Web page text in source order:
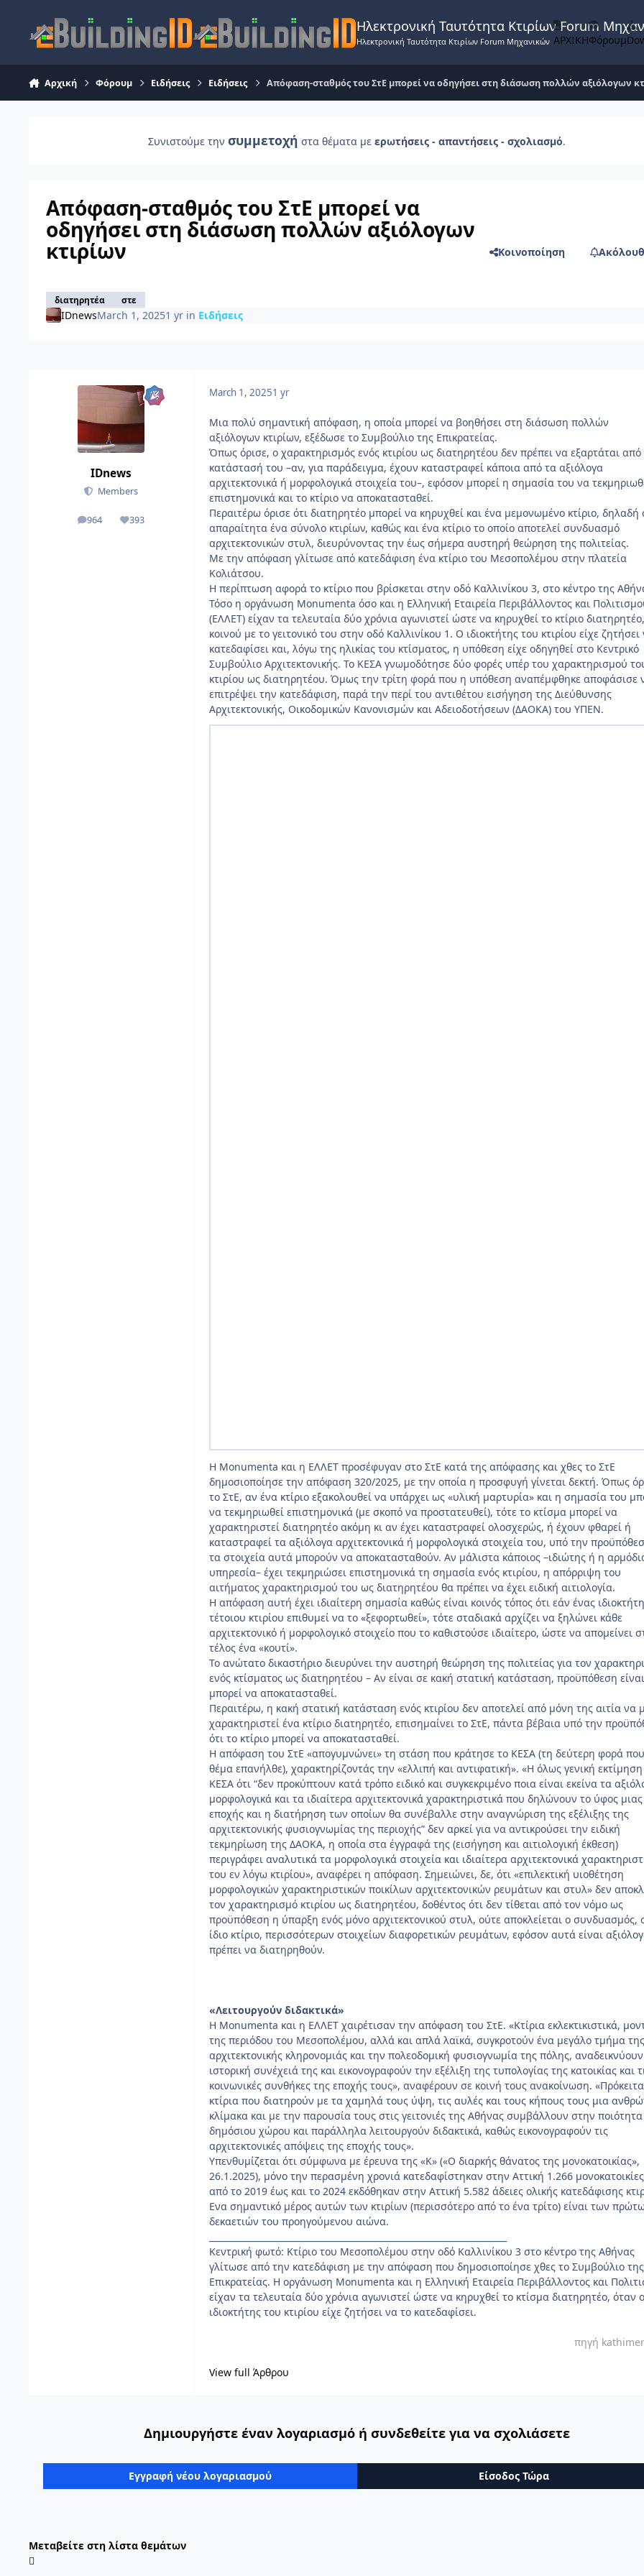
Ηλεκτρονική Ταυτότητα Κτιρίων Forum
Ηλεκτρονική Ταυτότητα Κτιρίων Forum Μηχανικών ΑΡΧΙΚΗΦόρουμ
Αρχική Φόρουμ Ειδήσεις Ειδήσεις Απόφαση-σταθμός του ΣτΕ μπορεί να οδηγήσει στη διάσωση πολλών αξιόλογων
Συνιστούμε τηνσυμμετοχή στα θέματα με ερωτήσεις - απαντήσεις - σχολιασμό.
Απόφαση-σταθμός του ΣτΕ μπορεί να
οδηγήσει στη διάσωση πολλών αξιόλογων
κτιρίων
διατηρητέα στε
Κοινοποίηση
IDnewsMarch 1, 20251 yrin Ειδήσεις
IDnews
Members
964
αναρτήσεις393
Reputation
March 1, 20251 yr
Μια πολύ σημαντική απόφαση, η οποία μπορεί να βοηθήσει στη διάσωση πολλών
αξιόλογων κτιρίων, εξέδωσε το Συμβούλιο της Επικρατείας.
Όπως όρισε, ο χαρακτηρισμός ενός κτιρίου ως διατηρητέου δεν πρέπει να εξαρτάται από
κατάστασή του –αν, για παράδειγμα, έχουν καταστραφεί κάποια από τα αξιόλογα
αρχιτεκτονικά ή μορφολογικά στοιχεία του–, εφόσον μπορεί η σημασία του να
επιστημονικά και το κτίριο να αποκατασταθεί.
Περαιτέρω όρισε ότι διατηρητέο μπορεί να κηρυχθεί και ένα μεμονωμένο κτίριο, δηλαδή
απαραίτητα ένα σύνολο κτιρίων, καθώς και ένα κτίριο το οποίο αποτελεί συνδυασμό
αρχιτεκτονικών στυλ, διευρύνοντας την έως σήμερα αυστηρή θεώρηση της πολιτείας.
Με την απόφαση γλίτωσε από κατεδάφιση ένα κτίριο του Μεσοπολέμου στην πλατεία
Κολιάτσου.
Η περίπτωση αφορά το κτίριο που βρίσκεται στην οδό Καλλινίκου 3, στο κέντρο της
Τόσο η οργάνωση Monumenta όσο και η Ελληνική Εταιρεία Περιβάλλοντος και
(ΕΛΛΕΤ) είχαν τα τελευταία δύο χρόνια αγωνιστεί ώστε να κηρυχθεί το κτίριο
κοινού με το γειτονικό του στην οδό Καλλινίκου 1. Ο ιδιοκτήτης του κτιρίου είχε ζητήσει
κατεδαφίσει και, λόγω της ηλικίας του κτίσματος, η υπόθεση είχε οδηγηθεί στο Κεντρικό
Συμβούλιο Αρχιτεκτονικής. Το ΚΕΣΑ γνωμοδότησε δύο φορές υπέρ του χαρακτηρισμού
κτιρίου ως διατηρητέου. Όμως την τρίτη φορά που η υπόθεση αναπέμφθηκε αποφάσισε
επιτρέψει την κατεδάφιση, παρά την περί του αντιθέτου εισήγηση της Διεύθυνσης
Αρχιτεκτονικής, Οικοδομικών Κανονισμών και Αδειοδοτήσεων (ΔΑΟΚΑ) του ΥΠΕΝ.
Η Monumenta και η ΕΛΛΕΤ προσέφυγαν στο ΣτΕ κατά της απόφασης και χθες το ΣτΕ
δημοσιοποίησε την απόφαση 320/2025, με την οποία η προσφυγή γίνεται δεκτή. Όπως
το ΣτΕ, αν ένα κτίριο εξακολουθεί να υπάρχει ως «υλική μαρτυρία» και η σημασία του
να τεκμηριωθεί επιστημονικά (με σκοπό να προστατευθεί), τότε το κτίσμα μπορεί να
χαρακτηριστεί διατηρητέο ακόμη κι αν έχει καταστραφεί ολοσχερώς, ή έχουν φθαρεί ή
καταστραφεί τα αξιόλογα αρχιτεκτονικά ή μορφολογικά στοιχεία του, υπό την
τα στοιχεία αυτά μπορούν να αποκατασταθούν. Αν μάλιστα κάποιος –ιδιώτης ή η
υπηρεσία– έχει τεκμηριώσει επιστημονικά τη σημασία ενός κτιρίου, η απόρριψη του
αιτήματος χαρακτηρισμού του ως διατηρητέου θα πρέπει να έχει ειδική αιτιολογία.
Η απόφαση αυτή έχει ιδιαίτερη σημασία καθώς είναι κοινός τόπος ότι εάν ένας
τέτοιου κτιρίου επιθυμεί να το «ξεφορτωθεί», τότε σταδιακά αρχίζει να ξηλώνει κάθε
αρχιτεκτονικό ή μορφολογικό στοιχείο που το καθιστούσε ιδιαίτερο, ώστε να απομείνει
τέλος ένα «κουτί».
Το ανώτατο δικαστήριο διευρύνει την αυστηρή θεώρηση της πολιτείας για τον
ενός κτίσματος ως διατηρητέου – Αν είναι σε κακή στατική κατάσταση, προϋπόθεση
μπορεί να αποκατασταθεί.
Περαιτέρω, η κακή στατική κατάσταση ενός κτιρίου δεν αποτελεί από μόνη της αιτία να
χαρακτηριστεί ένα κτίριο διατηρητέο, επισημαίνει το ΣτΕ, πάντα βέβαια υπό την
ότι το κτίριο μπορεί να αποκατασταθεί.
Η απόφαση του ΣτΕ «απογυμνώνει» τη στάση που κράτησε το ΚΕΣΑ (τη δεύτερη φορά
θέμα επανήλθε), χαρακτηρίζοντάς την «ελλιπή και αντιφατική». «Η όλως γενική
ΚΕΣΑ ότι “δεν προκύπτουν κατά τρόπο ειδικό και συγκεκριμένο ποια είναι εκείνα τα
μορφολογικά και τα ιδιαίτερα αρχιτεκτονικά χαρακτηριστικά που δηλώνουν το ύφος μιας
εποχής και η διατήρηση των οποίων θα συνέβαλλε στην αναγνώριση της εξέλιξης της
αρχιτεκτονικής φυσιογνωμίας της περιοχής” δεν αρκεί για να αντικρούσει την ειδική
τεκμηρίωση της ΔΑΟΚΑ, η οποία στα έγγραφά της (εισήγηση και αιτιολογική έκθεση)
περιγράφει αναλυτικά τα μορφολογικά στοιχεία και ιδιαίτερα αρχιτεκτονικά
του εν λόγω κτιρίου», αναφέρει η απόφαση. Σημειώνει, δε, ότι «επιλεκτική υιοθέτηση
μορφολογικών χαρακτηριστικών ποικίλων αρχιτεκτονικών ρευμάτων και στυλ» δεν
τον χαρακτηρισμό κτιρίου ως διατηρητέου, δοθέντος ότι δεν τίθεται από τον νόμο ως
προϋπόθεση η ύπαρξη ενός μόνο αρχιτεκτονικού στυλ, ούτε αποκλείεται ο συνδυασμός,
ίδιο κτίριο, περισσότερων στοιχείων διαφορετικών ρευμάτων, εφόσον αυτά είναι
πρέπει να διατηρηθούν.
«Λειτουργούν διδακτικά»
Η Monumenta και η ΕΛΛΕΤ χαιρέτισαν την απόφαση του ΣτΕ. «Κτίρια εκλεκτικιστικά,
της περιόδου του Μεσοπολέμου, αλλά και απλά λαϊκά, συγκροτούν ένα μεγάλο τμήμα της
αρχιτεκτονικής κληρονομιάς και την πολεοδομική φυσιογνωμία της πόλης,
ιστορική συνέχειά της και εικονογραφούν την εξέλιξη της τυπολογίας της κατοικίας και
κοινωνικές συνθήκες της εποχής τους», αναφέρουν σε κοινή τους ανακοίνωση.
κτίρια που διατηρούν με τα χαμηλά τους ύψη, τις αυλές και τους κήπους τους μια
κλίμακα και με την παρουσία τους στις γειτονιές της Αθήνας συμβάλλουν στην
δημόσιου χώρου και παράλληλα λειτουργούν διδακτικά, καθώς εικονογραφούν τις
αρχιτεκτονικές απόψεις της εποχής τους».
Υπενθυμίζεται ότι σύμφωνα με έρευνα της «Κ» («Ο διαρκής θάνατος της μονοκατοικίας»,
26.1.2025), μόνο την περασμένη χρονιά κατεδαφίστηκαν στην Αττική 1.266
από το 2019 έως και το 2024 εκδόθηκαν στην Αττική 5.582 άδειες ολικής κατεδάφισης
Ενα σημαντικό μέρος αυτών των κτιρίων (περισσότερο από το ένα τρίτο) είναι των
δεκαετιών του προηγούμενου αιώνα.
Κεντρική φωτό: Κτίριο του Μεσοπολέμου στην οδό Καλλινίκου 3 στο κέντρο της Αθήνας
γλίτωσε από την κατεδάφιση με την απόφαση που δημοσιοποίησε χθες το Συμβούλιο της
Επικρατείας. Η οργάνωση Monumenta και η Ελληνική Εταιρεία Περιβάλλοντος και
είχαν τα τελευταία δύο χρόνια αγωνιστεί ώστε να κηρυχθεί το κτίσμα διατηρητέο, όταν ο
ιδιοκτήτης του κτιρίου είχε ζητήσει να το κατεδαφίσει.
πηγή
View full Άρθρου
Δημιουργήστε έναν λογαριασμό ή συνδεθείτε για να σχολιάσετε
Εγγραφή νέου λογαριασμού Είσοδος Τώρα
Μεταβείτε στη λίστα θεμάτων